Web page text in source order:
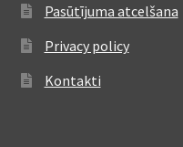
Pasūtījuma atcelšana
Privacy policy
Kontakti